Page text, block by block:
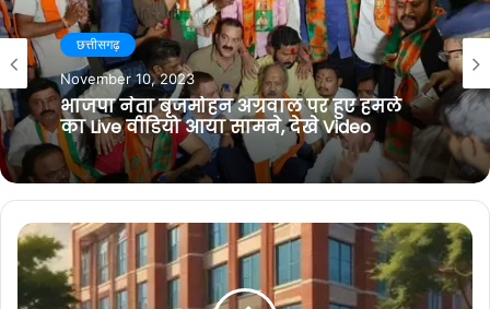
i
t
e
b
o
k
t
e
r
g
r
a
m
अपराध
January 23, 2026
तालाब किनारे पेड़ पर लटके मिला युवती का
शव, हत्या या आत्महत्या पुलिस जुटी जांच में